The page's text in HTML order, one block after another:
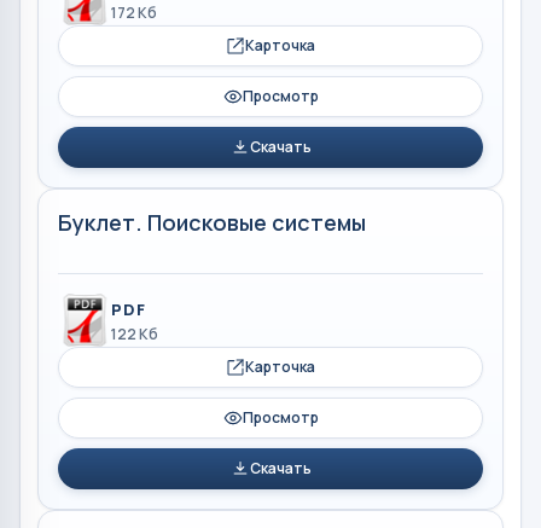
172 Кб
Карточка
Просмотр
Скачать
Буклет. Поисковые системы
PDF
122 Кб
Карточка
Просмотр
Скачать